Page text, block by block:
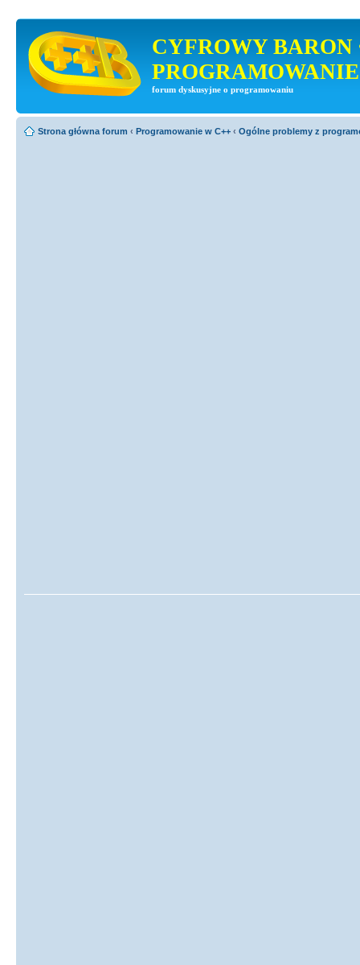
CYFROWY BARON
PROGRAMOWANIE
forum dyskusyjne o programowaniu
Strona główna forum ‹ Programowanie w C++ ‹ Ogólne problemy z